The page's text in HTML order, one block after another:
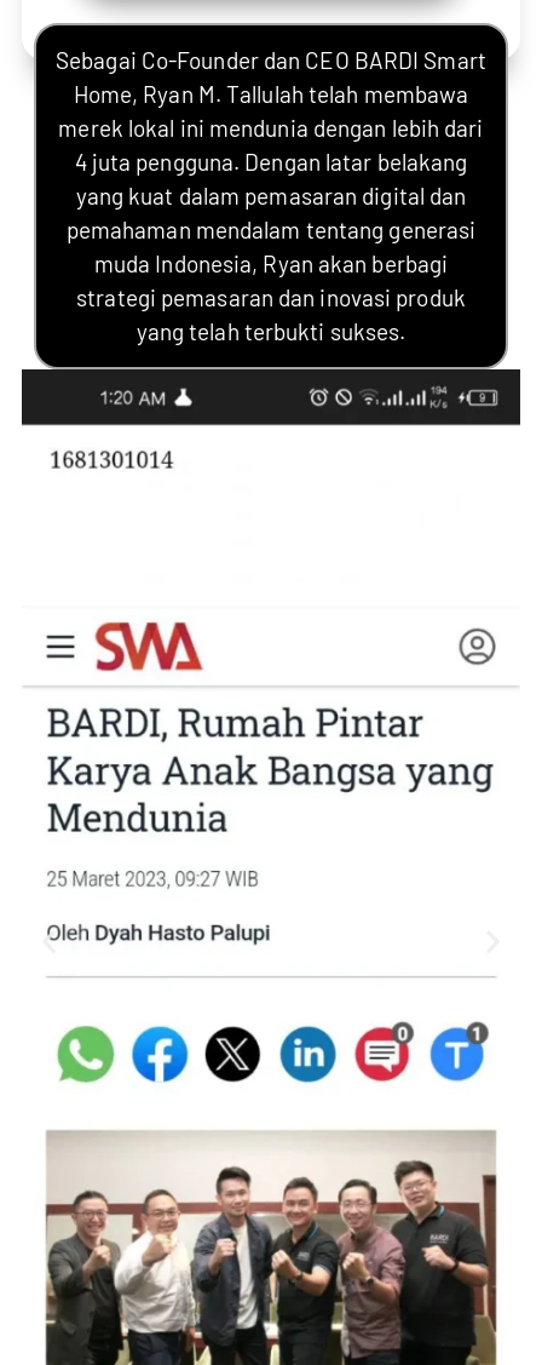
Sebagai Co-Founder dan CEO BARDI Smart
Home, Ryan M. Tallulah telah membawa
merek lokal ini mendunia dengan lebih dari
4 juta pengguna. Dengan latar belakang
yang kuat dalam pemasaran digital dan
pemahaman mendalam tentang generasi
muda Indonesia, Ryan akan berbagi
strategi pemasaran dan inovasi produk
yang telah terbukti sukses.